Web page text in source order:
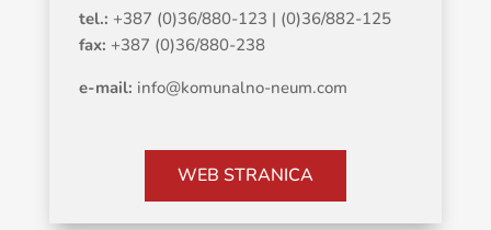
tel.: +387 (0)36/880-123 | (0)36/882-125
fax: +387 (0)36/880-238
e-mail: info@komunalno-neum.com
WEB STRANICA